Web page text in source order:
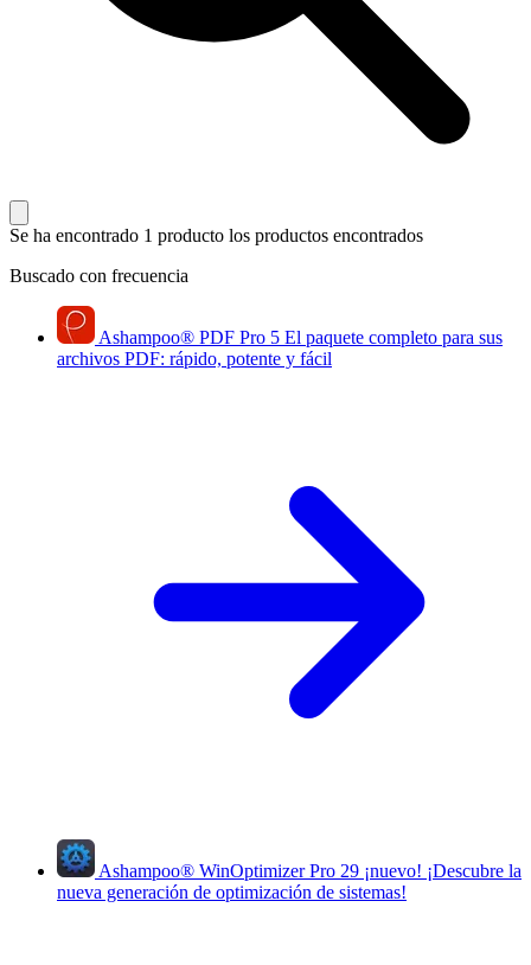
Se ha encontrado 1 producto los productos encontrados
Buscado con frecuencia
Ashampoo® PDF Pro 5 El paquete completo para sus
archivos PDF: rápido, potente y fácil
Ashampoo® WinOptimizer Pro 29 ¡nuevo! ¡Descubre la
nueva generación de optimización de sistemas!